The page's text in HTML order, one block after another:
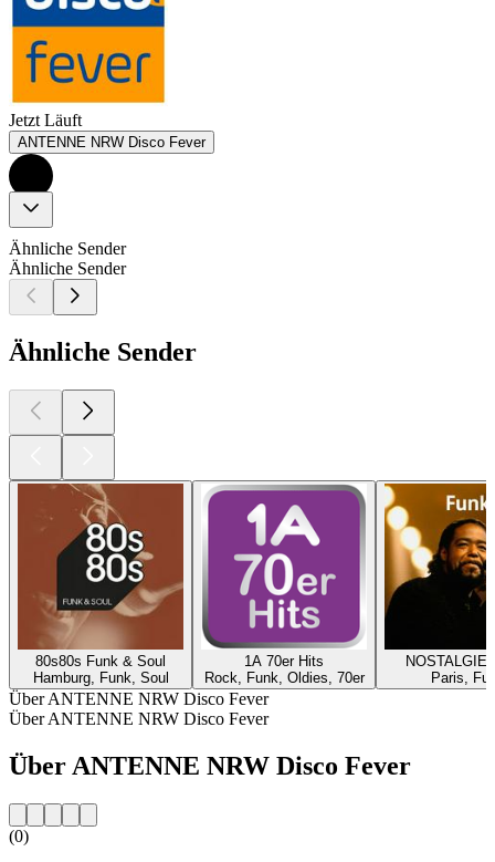
Jetzt Läuft
ANTENNE NRW Disco Fever
Ähnliche Sender
Ähnliche Sender
Ähnliche Sender
80s80s Funk & Soul
Hamburg, Funk, Soul
1A 70er Hits
Rock, Funk, Oldies, 70er
NOSTALGIE
Paris,
Über ANTENNE NRW Disco Fever
Über ANTENNE NRW Disco Fever
Über ANTENNE NRW Disco Fever
(0)